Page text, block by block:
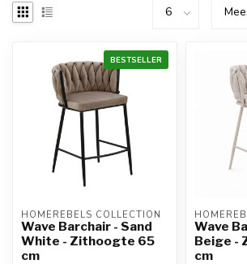
BESTSELLER
HOMEREBELS COLLECTION
Wave Barchair - Sand
White - Zithoogte 65
cm
Wave
Beige -
cm